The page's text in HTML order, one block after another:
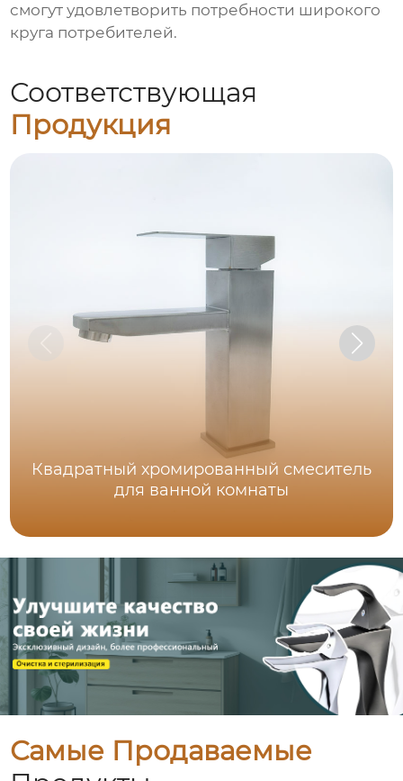
смогут удовлетворить потребности широкого
круга потребителей.
Соответствующая
Продукция
Квадратный хромированный смеситель
для ванной комнаты
Самые Продаваемые